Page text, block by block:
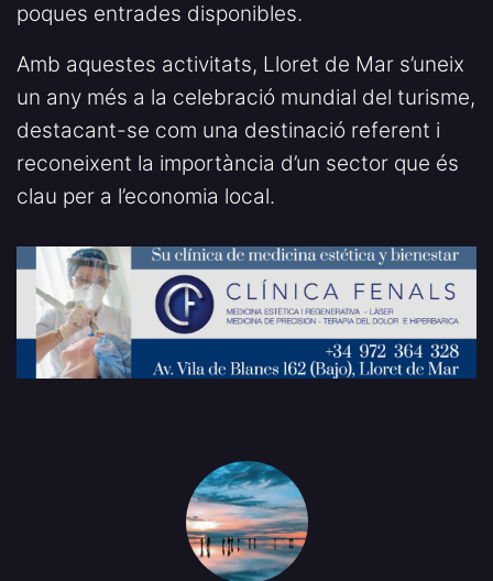
poques entrades disponibles.
Amb aquestes activitats, Lloret de Mar s’uneix
un any més a la celebració mundial del turisme,
destacant-se com una destinació referent i
reconeixent la importància d’un sector que és
clau per a l’economia local.